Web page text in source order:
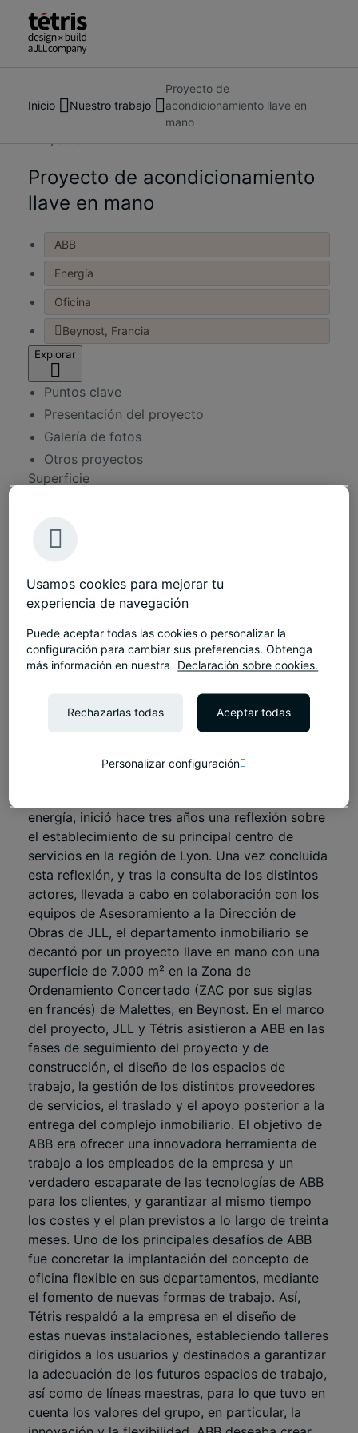
Sobre nosotros
Servicios
Contáctanos
Inicio Nuestro trabajo
Proyecto de
acondicionamiento llave en
mano
Buscar
personas,
y
opiniones
Proyecto
Proyecto de acondicionamiento
llave en mano
ABB
Energía
Oficina
Beynost, Francia
Explorar
Puntos clave
Presentación del proyecto
Galería de fotos
Otros proyectos
Superficie
30 meses
Servicios
Diseño de interiores
Servicios de construcción
energía, inició hace tres años una reflexión sobre
el establecimiento de su principal centro de
servicios en la región de Lyon. Una vez concluida
esta reflexión, y tras la consulta de los distintos
actores, llevada a cabo en colaboración con los
equipos de Asesoramiento a la Dirección de
Obras de JLL, el departamento inmobiliario se
decantó por un proyecto llave en mano con una
superficie de 7.000 m² en la Zona de
Ordenamiento Concertado (ZAC por sus siglas
en francés) de Malettes, en Beynost. En el marco
del proyecto, JLL y Tétris asistieron a ABB en las
fases de seguimiento del proyecto y de
construcción, el diseño de los espacios de
trabajo, la gestión de los distintos proveedores
de servicios, el traslado y el apoyo posterior a la
entrega del complejo inmobiliario. El objetivo de
ABB era ofrecer una innovadora herramienta de
trabajo a los empleados de la empresa y un
verdadero escaparate de las tecnologías de ABB
para los clientes, y garantizar al mismo tiempo
los costes y el plan previstos a lo largo de treinta
meses. Uno de los principales desafíos de ABB
fue concretar la implantación del concepto de
oficina flexible en sus departamentos, mediante
el fomento de nuevas formas de trabajo. Así,
Tétris respaldó a la empresa en el diseño de
estas nuevas instalaciones, estableciendo talleres
dirigidos a los usuarios y destinados a garantizar
la adecuación de los futuros espacios de trabajo,
así como de líneas maestras, para lo que tuvo en
cuenta los valores del grupo, en particular, la
Usamos cookies para mejorar tu
experiencia de navegación
Puede aceptar todas las cookies o personalizar la
configuración para cambiar sus preferencias. Obtenga
más información en nuestra
Declaración sobre cookies.
Rechazarlas todas Aceptar todas
Personalizar configuración